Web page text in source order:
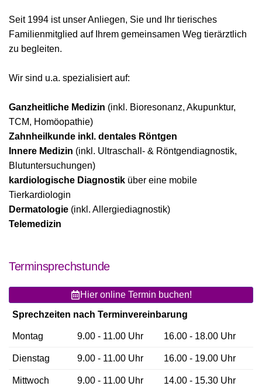
Seit 1994 ist unser Anliegen, Sie und Ihr tierisches
Familienmitglied auf Ihrem gemeinsamen Weg tierärztlich
zu begleiten.
Wir sind u.a. spezialisiert auf:
Ganzheitliche Medizin (inkl. Bioresonanz, Akupunktur,
TCM, Homöopathie)
Zahnheilkunde inkl. dentales Röntgen
Innere Medizin (inkl. Ultraschall- & Röntgendiagnostik,
Blutuntersuchungen)
kardiologische Diagnostik über eine mobile
Tierkardiologin
Dermatologie (inkl. Allergiediagnostik)
Telemedizin
Terminsprechstunde
Hier online Termin buchen!
Sprechzeiten nach Terminvereinbarung
Montag 9.00 - 11.00 Uhr 16.00 - 18.00 Uhr
Dienstag 9.00 - 11.00 Uhr 16.00 - 19.00 Uhr
Mittwoch 9.00 - 11.00 Uhr 14.00 - 15.30 Uhr